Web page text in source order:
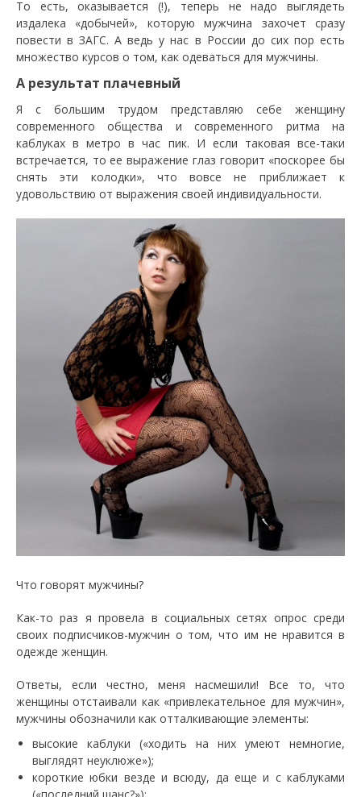
То есть, оказывается (!), теперь не надо выглядеть
издалека «добычей», которую мужчина захочет сразу
повести в ЗАГС. А ведь у нас в России до сих пор есть
множество курсов о том, как одеваться для мужчины.
А результат плачевный
Я с большим трудом представляю себе женщину
современного общества и современного ритма на
каблуках в метро в час пик. И если таковая все-таки
встречается, то ее выражение глаз говорит «поскорее бы
снять эти колодки», что вовсе не приближает к
удовольствию от выражения своей индивидуальности.
Что говорят мужчины?
Как-то раз я провела в социальных сетях опрос среди
своих подписчиков-мужчин о том, что им не нравится в
одежде женщин.
Ответы, если честно, меня насмешили! Все то, что
женщины отстаивали как «привлекательное для мужчин»,
мужчины обозначили как отталкивающие элементы:
высокие каблуки («ходить на них умеют немногие,
выглядят неуклюже»);
короткие юбки везде и всюду, да еще и с каблуками